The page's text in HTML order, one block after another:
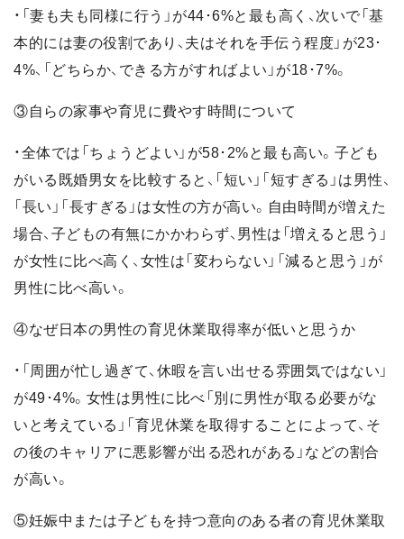
・「妻も夫も同様に行う」が44･6%と最も高く、次いで「基
本的には妻の役割であり、夫はそれを手伝う程度」が23･
4%、「どちらか、できる方がすればよい」が18･7%。
③自らの家事や育児に費やす時間について
・全体では「ちょうどよい」が58･2%と最も高い。子ども
がいる既婚男女を比較すると、「短い」「短すぎる」は男性、
「長い」「長すぎる」は女性の方が高い。自由時間が増えた
場合、子どもの有無にかかわらず、男性は「増えると思う」
が女性に比べ高く、女性は「変わらない」「減ると思う」が
男性に比べ高い。
④なぜ日本の男性の育児休業取得率が低いと思うか
・「周囲が忙し過ぎて、休暇を言い出せる雰囲気ではない」
が49･4%。女性は男性に比べ「別に男性が取る必要がな
いと考えている」「育児休業を取得することによって、そ
の後のキャリアに悪影響が出る恐れがある」などの割合
が高い。
⑤妊娠中または子どもを持つ意向のある者の育児休業取